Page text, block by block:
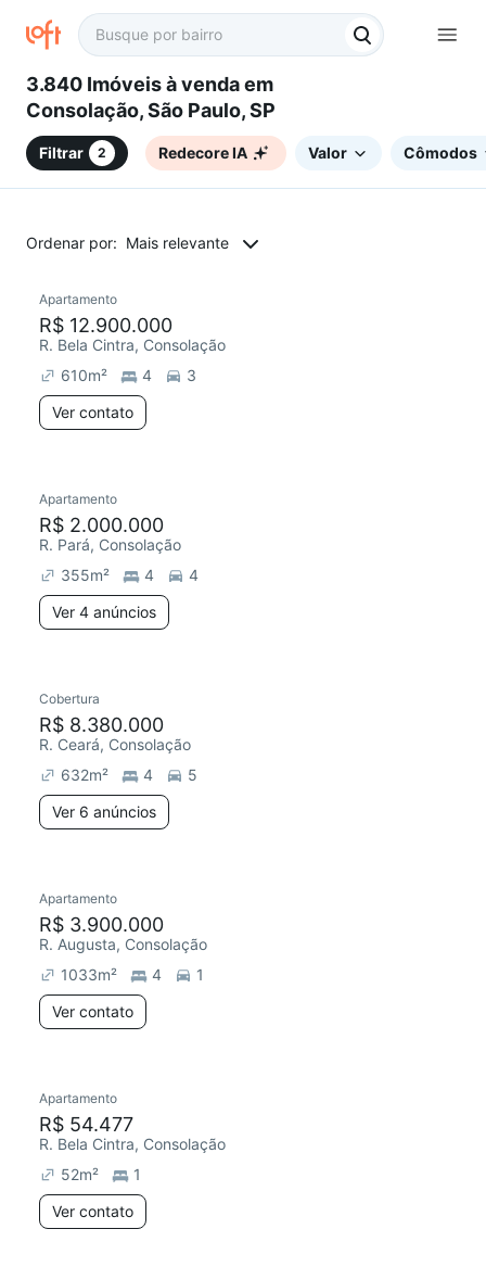
3.840 Imóveis à venda em
Consolação, São Paulo, SP
Filtrar 2 Redecore IA Valor Cômodos
Ordenar por: Mais relevante
Apartamento
R$ 12.900.000
R. Bela Cintra, Consolação
610m² 4
3
Ver contato
Redecorar
Apartamento
R$ 2.000.000
R. Pará, Consolação
355m² 4
4
Ver 4 anúncios
Cobertura
R$ 8.380.000
R. Ceará, Consolação
632m² 4
5
Ver 6 anúncios
Redecorar
Apartamento
R$ 3.900.000
R. Augusta, Consolação
1033m² 4
1
Ver contato
Chegou este mês
Apartamento
R$ 54.477
R. Bela Cintra, Consolação
52m²
1
Ver contato